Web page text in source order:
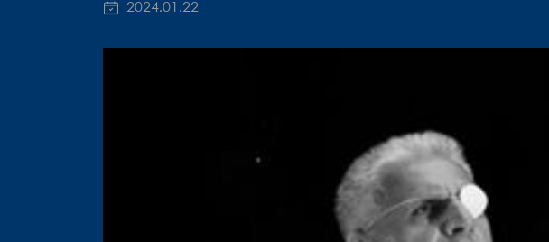
2024.01.22